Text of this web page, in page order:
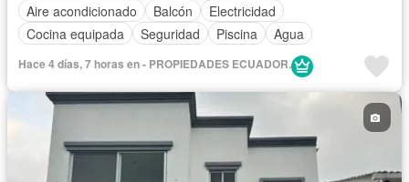
Aire acondicionado
Balcón
Electricidad
Cocina equipada
Seguridad Piscina Agua
Hace 4 días, 7 horas en - PROPIEDADES ECUADOR.